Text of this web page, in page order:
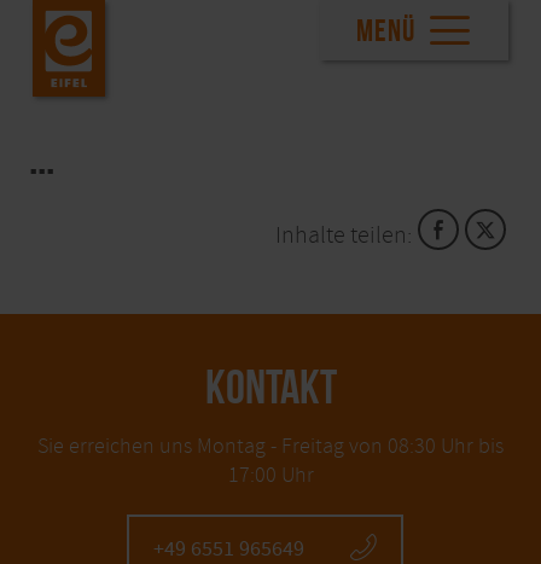
MENÜ
...
Inhalte teilen:
KONTAKT
Sie erreichen uns Montag - Freitag von 08:30 Uhr bis
17:00 Uhr
+49 6551 965649